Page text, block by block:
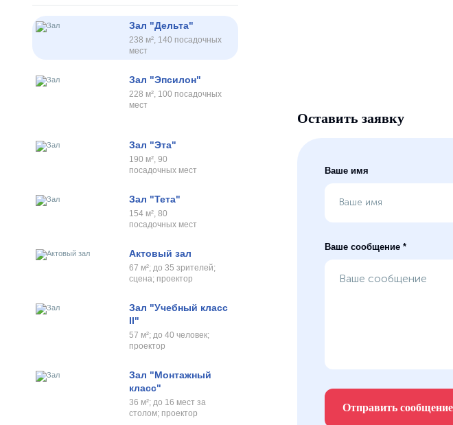
Зал "Дельта"
238 м², 140 посадочных
мест
Зал "Эпсилон"
228 м², 100 посадочных
мест
Зал "Эта"
190 м², 90
посадочных мест
Зал "Тета"
154 м², 80
посадочных мест
Актовый зал
67 м²; до 35 зрителей;
сцена; проектор
Зал "Учебный класс
II"
57 м²; до 40 человек;
проектор
Зал "Монтажный
класс"
36 м²; до 16 мест за
столом; проектор
Оставить заявку
Ваше имя
Ваше сообщение *
Отправить сообщение